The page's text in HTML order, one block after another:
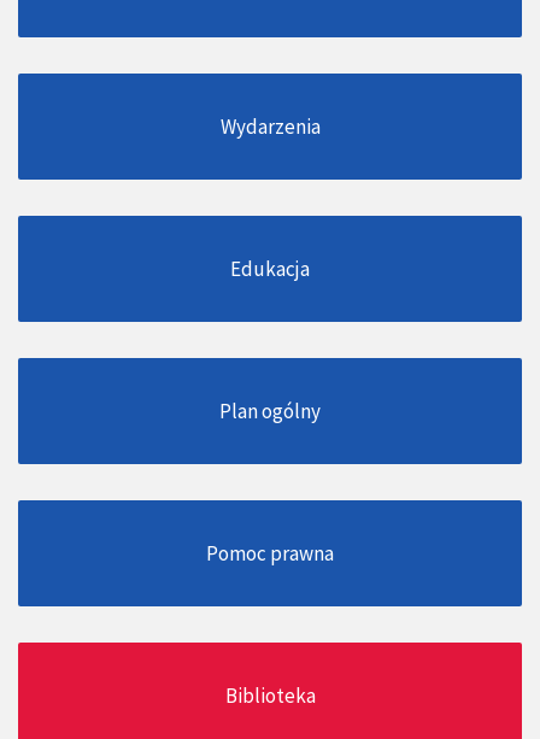
Wydarzenia
Edukacja
Plan ogólny
Pomoc prawna
Biblioteka